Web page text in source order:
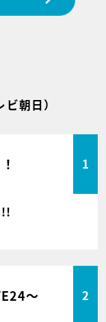
ビ朝日）
1
～ 2